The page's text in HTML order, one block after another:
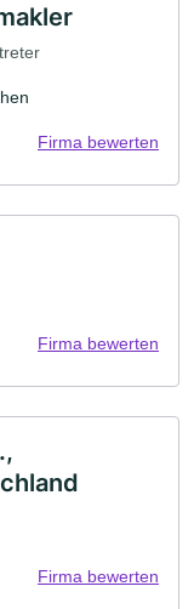
Firma bewerten
Firma bewerten
Firma bewerten